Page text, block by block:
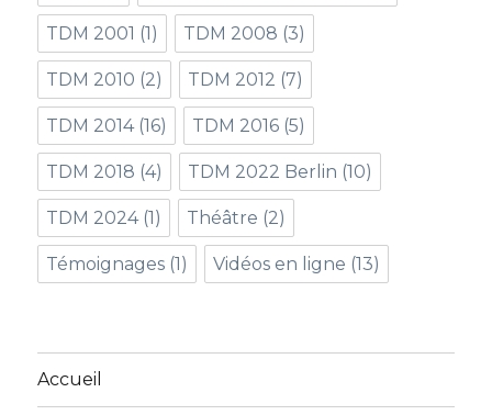
TDM 2001 (1) TDM 2008 (3)
TDM 2010 (2) TDM 2012 (7)
TDM 2014(16) TDM 2016 (5)
TDM 2018 (4) TDM 2022 Berlin (10)
TDM 2024(1) Théâtre (2)
Témoignages (1) Vidéos en ligne (13)
Accueil